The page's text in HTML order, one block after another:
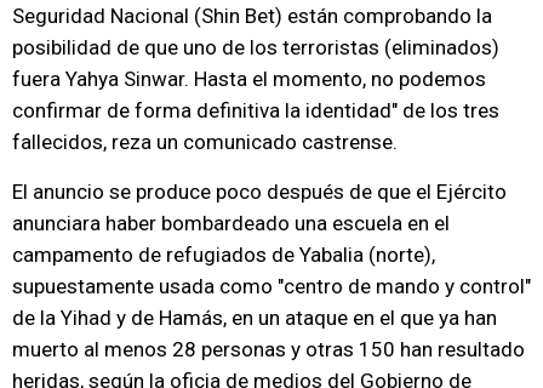
Seguridad Nacional (Shin Bet) están comprobando la
posibilidad de que uno de los terroristas (eliminados)
fuera Yahya Sinwar. Hasta el momento, no podemos
confirmar de forma definitiva la identidad" de los tres
fallecidos, reza un comunicado castrense.
El anuncio se produce poco después de que el Ejército
anunciara haber bombardeado una escuela en el
campamento de refugiados de Yabalia (norte),
supuestamente usada como "centro de mando y control"
de la Yihad y de Hamás, en un ataque en el que ya han
muerto al menos 28 personas y otras 150 han resultado
heridas, según la oficia de medios del Gobierno de